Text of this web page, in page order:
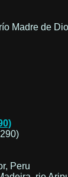
Madre de
Peru